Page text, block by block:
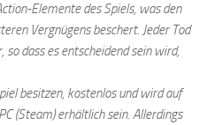
Elemente des Spiels, was den
Vergnügens beschert. Jeder Tod
dass es entscheidend sein wird,
besitzen, kostenlos und wird auf
(Steam) erhältlich sein. Allerdings